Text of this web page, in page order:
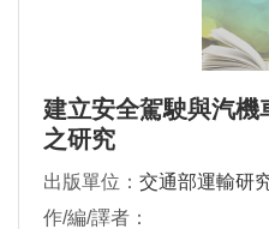
建立安全駕駛與汽機
之研究
出版單位： 交通部運輸研
作/編/譯者：